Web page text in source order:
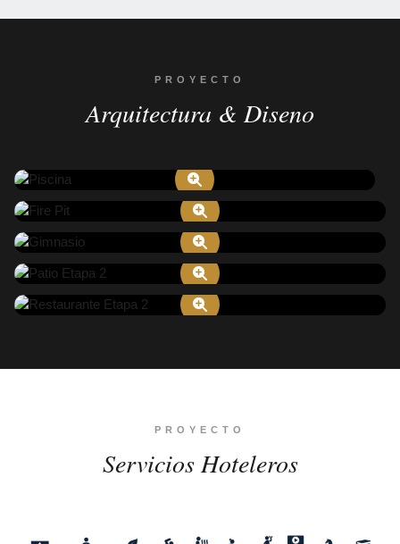
PROYECTO
Arquitectura & Diseno
PROYECTO
Servicios Hoteleros